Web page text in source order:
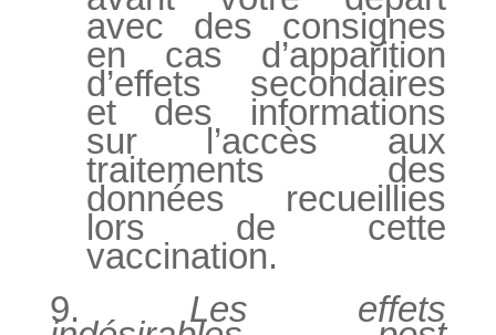
avec des consignes
en cas d’apparition
d’effets secondaires
et des informations
sur l’accès aux
traitements des
données recueillies
lors de cette
vaccination.
9. Les effets